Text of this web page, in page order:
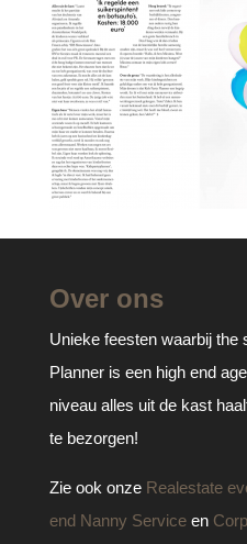
Over ons
Unieke feesten waarbij
Planner is een high end
niveau alles uit de kast
te bezorgen!
Zie ook onze Realestate
end Nanny Serviceen